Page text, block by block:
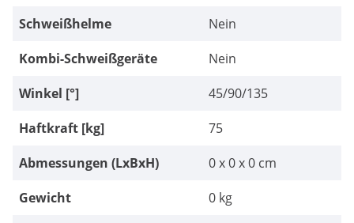
Schweißhelme
Nein
Kombi-Schweißgeräte
Nein
Winkel [°]
45/90/135
Haftkraft [kg]
75
Abmessungen (LxBxH)
0 x 0 x 0 cm
Gewicht
0 kg